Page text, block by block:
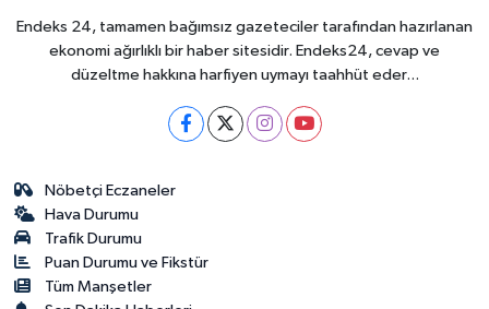
Endeks 24, tamamen bağımsız gazeteciler tarafından hazırlanan
ekonomi ağırlıklı bir haber sitesidir. Endeks24, cevap ve
düzeltme hakkına harfiyen uymayı taahhüt eder...
Nöbetçi Eczaneler
Hava Durumu
Trafik Durumu
Puan Durumu ve Fikstür
Tüm Manşetler